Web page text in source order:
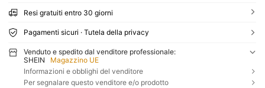
Resi gratuiti entro 30 giorni
Pagamenti sicuri · Tutela della privacy
Venduto e spedito dal venditore professionale:
SHEIN
Magazzino UE
Informazioni e obblighi del venditore
Per segnalare questo venditore e/o prodotto